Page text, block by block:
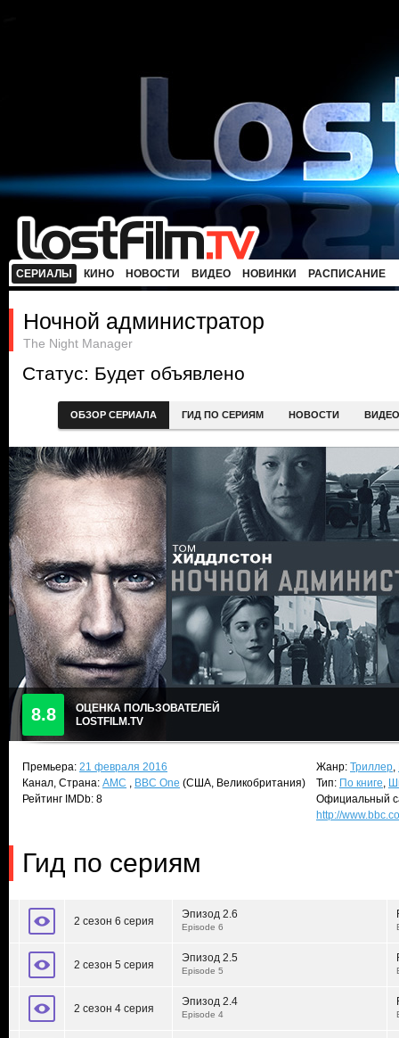
СЕРИАЛЫ КИНО НОВОСТИ ВИДЕО НОВИНКИ РАСПИСАНИЕ
Ночной администратор
The Night Manager
Статус: Будет объявлено
ОБЗОР СЕРИАЛА ГИД ПО СЕРИЯМ НОВОСТИ ВИДЕО
8.8
ОЦЕНКА ПОЛЬЗОВАТЕЛЕЙ
LOSTFILM.TV
Премьера: 21 февраля 2016
Канал, Страна: AMC , BBC One (США, Великобритания)
Рейтинг IMDb: 8
Жанр: Триллер,
Тип: По книге,
Официальный
http://
Гид по сериям
2 сезон 6 серия
Эпизод 2.6
Episode 6
2 сезон 5 серия
Эпизод 2.5
Episode 5
2 сезон 4 серия
Эпизод 2.4
Episode 4